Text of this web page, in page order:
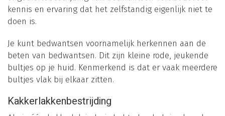
kennis en ervaring dat het zelfstandig eigenlijk niet te
doen is.
Je kunt bedwantsen voornamelijk herkennen aan de
beten van bedwantsen. Dit zijn kleine rode, jeukende
bultjes op je huid. Kenmerkend is dat er vaak meerdere
bultjes vlak bij elkaar zitten.
Kakkerlakkenbestrijding